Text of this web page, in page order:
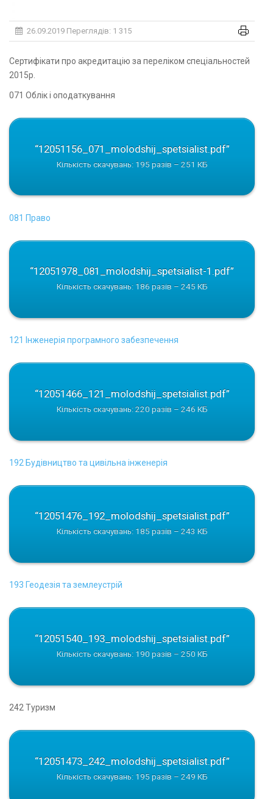
26.09.2019 Переглядів: 1 315
Сертифікати про акредитацію за переліком спеціальностей
2015р.
071 Облік і оподаткування
“12051156_071_molodshij_spetsialist.pdf”
Кількість скачувань: 195 разів – 251 КБ
081 Право
“12051978_081_molodshij_spetsialist-1.pdf”
Кількість скачувань: 186 разів – 245 КБ
121 Інженерія програмного забезпечення
“12051466_121_molodshij_spetsialist.pdf”
Кількість скачувань: 220 разів – 246 КБ
192 Будівництво та цивільна інженерія
“12051476_192_molodshij_spetsialist.pdf”
Кількість скачувань: 185 разів – 243 КБ
193 Геодезія та землеустрій
“12051540_193_molodshij_spetsialist.pdf”
Кількість скачувань: 190 разів – 250 КБ
242 Туризм
“12051473_242_molodshij_spetsialist.pdf”
Кількість скачувань: 195 разів – 249 КБ